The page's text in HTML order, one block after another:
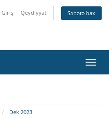
Giriş Qeydiyyat Səbətə bax
Dek 2023